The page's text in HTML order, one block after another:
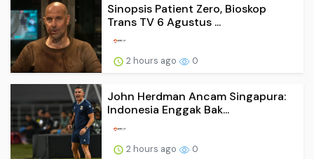
Sinopsis Patient Zero, Bioskop
Trans TV 6 Agustus ...
2 hours ago 0
John Herdman Ancam Singapura:
Indonesia Enggak Bak...
2 hours ago 0